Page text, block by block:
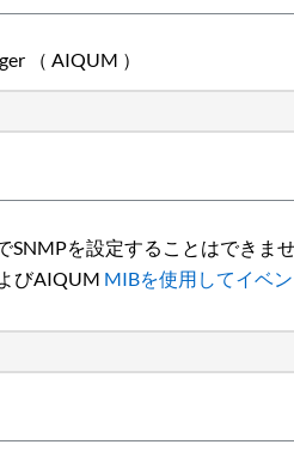
（ AIQUM ）
SNMPを設定することはできませ
びAIQUM MIBを使用してイベ